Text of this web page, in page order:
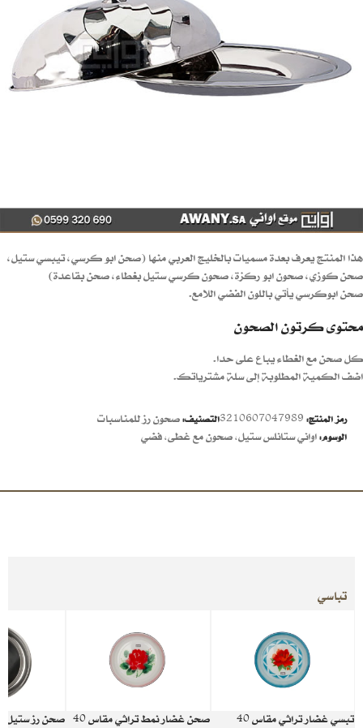
هذا المنتج يعرف بعدة مسميات بالخليج العربي منها (صحن ابو كرسي، تيبسي ستيل،
صحن كوزي، صحون ابو ركزة، صحون كرسي ستيل بغطاء، صحن بقاعدة)
صحن ابوكرسي يأتي باللون الفضي اللامع.
محتوى كرتون الصحون
كل صحن مع الغطاء يباع على حدا.
اضف الكمية المطلوبة إلى سلة مشترياتك.
رمز المنتج: 3210607047989التصنيف:صحون رز للمناسبات
الوسوم:اواني ستانلس ستيل,صحون مع غطى,فضي
تباسي
تبسي غضار تراثي مقاس 40 صحن غضار نمط تراثي مقاس 40 صحن رز ستيل 49 سم